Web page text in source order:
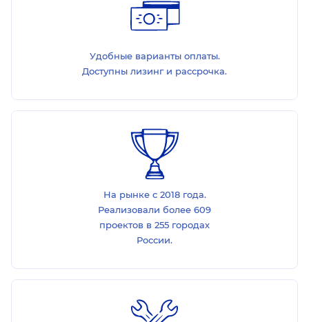
Удобные варианты оплаты.
Доступны лизинг и рассрочка.
На рынке с 2018 года.
Реализовали более 609
проектов в 255 городах
России.